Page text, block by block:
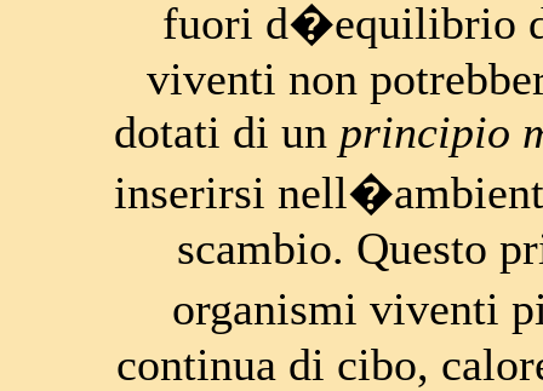
fuori d�equilibrio
viventi non
dotati di un principio
inserirsi
scambio. Questo
organismi viventi
continua di cibo,